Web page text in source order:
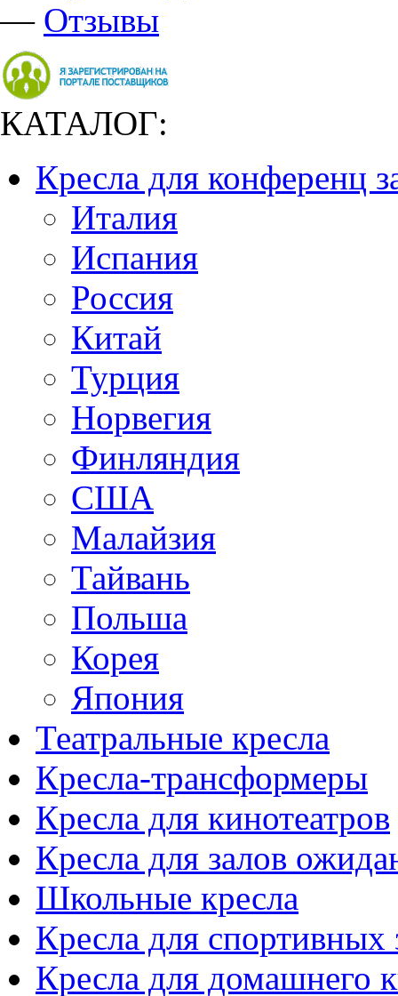
— Отзывы
КАТАЛОГ:
Кресла для конференц
Италия
Испания
Россия
Китай
Турция
Норвегия
Финляндия
США
Малайзия
Тайвань
Польша
Корея
Япония
Театральные кресла
Кресла-трансформеры
Кресла для кинотеатров
Кресла для залов
Школьные кресла
Кресла для спортивных
Кресла для домашнего